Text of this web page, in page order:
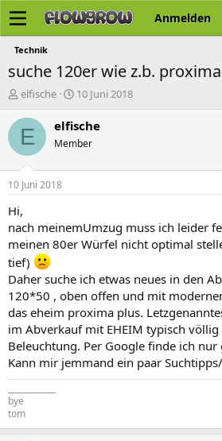
Anmelden
Technik
suche 120er wie z.b.
E
s
e
elfische
E
s
t
e
t
m
10 Juni 2018
E elfische
Member
10 Juni 2018
Hi,
nach meinemUmzug muss ich leider
meinen 80er Würfel nicht optimal
tief)
Daher suche ich etwas neues in den
120*50 , oben offen und mit
das eheim proxima plus.
im Abverkauf mit EHEIM typisch
Beleuchtung. Per Google finde ich nur
Kann mir jemmand ein paar
bye
tom